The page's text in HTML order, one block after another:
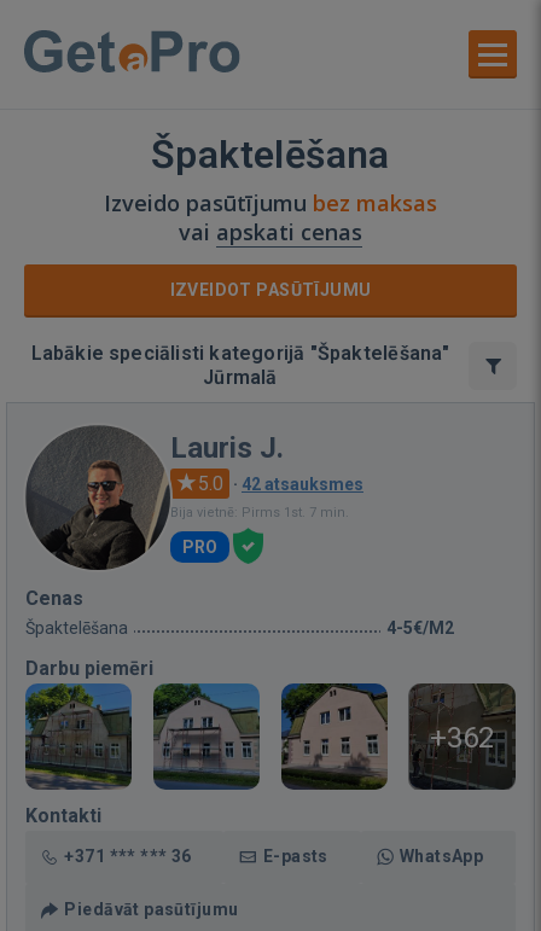
Špaktelēšana
Izveido pasūtījumu bez maksas
vai apskati cenas
IZVEIDOT PASŪTĪJUMU
Labākie speciālisti kategorijā "Špaktelēšana"
Jūrmalā
Lauris J.
5.0 · 42 atsauksmes
Bija vietnē: Pirms 1st. 7 min.
PRO
Cenas
Špaktelēšana 4-5€/M2
Darbu piemēri
+362
Kontakti
+371 *** *** 36 E-pasts WhatsApp
Piedāvāt pasūtījumu